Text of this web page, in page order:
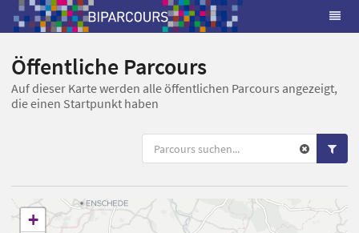
Öffentliche Parcours
Auf dieser Karte werden alle öffentlichen Parcours angezeigt,
die einen Startpunkt haben
+